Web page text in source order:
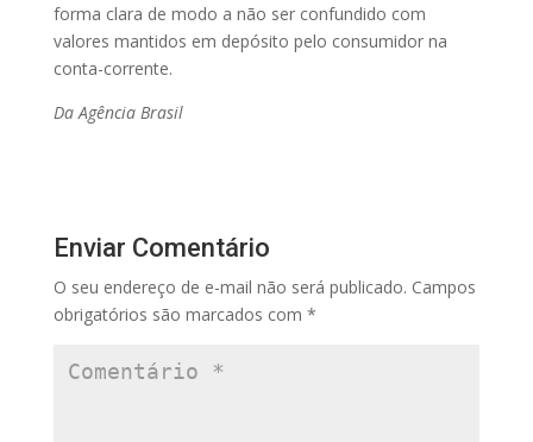
forma clara de modo a não ser confundido com
valores mantidos em depósito pelo consumidor na
conta-corrente.
Da Agência Brasil
Enviar Comentário
O seu endereço de e-mail não será publicado. Campos
obrigatórios são marcados com *